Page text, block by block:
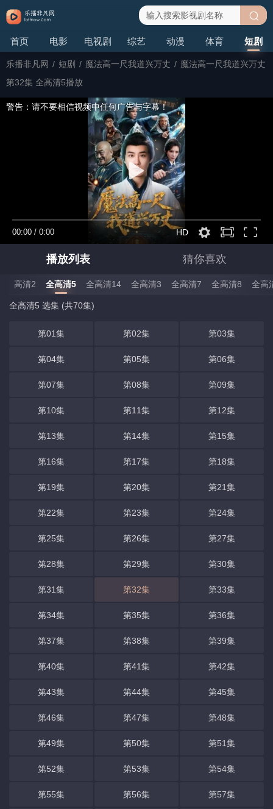
首页 电影 电视剧 综艺 动漫 体育 短剧
搜
索
乐播非凡网 / 短剧 / 魔法高一尺我道兴万丈 / 魔法高一尺我道兴万丈
第32集 全高清5播放
00:00 / 0:00 HD
警告：请不要相信视频中任何广告与字幕！
播放列表 猜你喜欢
高清2 全高清5 全高清14 全高清3 全高清7 全高清8 全高
全高清5 选集 (共70集)
第01集 第02集 第03集
第04集 第05集 第06集
第07集 第08集 第09集
第10集 第11集 第12集
第13集 第14集 第15集
第16集 第17集 第18集
第19集 第20集 第21集
第22集 第23集 第24集
第25集 第26集 第27集
第28集 第29集 第30集
第31集 第32集 第33集
第34集 第35集 第36集
第37集 第38集 第39集
第40集 第41集 第42集
第43集 第44集 第45集
第46集 第47集 第48集
第49集 第50集 第51集
第52集 第53集 第54集
第55集 第56集 第57集